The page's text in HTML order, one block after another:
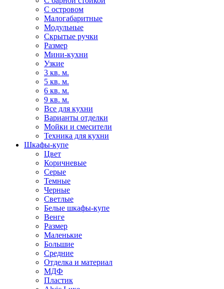
С островом
Малогабаритные
Модульные
Скрытые ручки
Размер
Мини-кухни
Узкие
3 кв. м.
5 кв. м.
6 кв. м.
9 кв. м.
Все для кухни
Варианты отделки
Мойки и смесители
Техника для кухни
Шкафы-купе
Цвет
Коричневые
Серые
Темные
Черные
Светлые
Белые шкафы-купе
Венге
Размер
Маленькие
Большие
Средние
Отделка и материал
МДФ
Пластик